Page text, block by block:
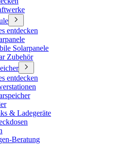
entdecken
Solarpanele
Zubehör
entdecken
& Ladegeräte
Beratung